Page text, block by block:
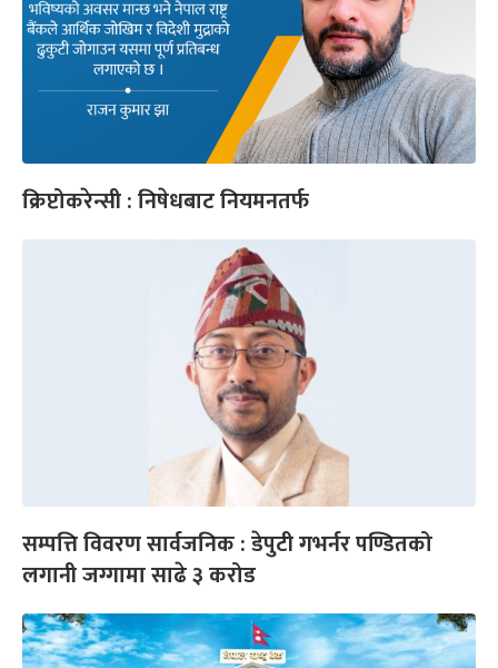
क्रिप्टोकरेन्सी : निषेधबाट नियमनतर्फ
सम्पत्ति विवरण सार्वजनिक : डेपुटी गभर्नर पण्डितको
लगानी जग्गामा साढे ३ करोड